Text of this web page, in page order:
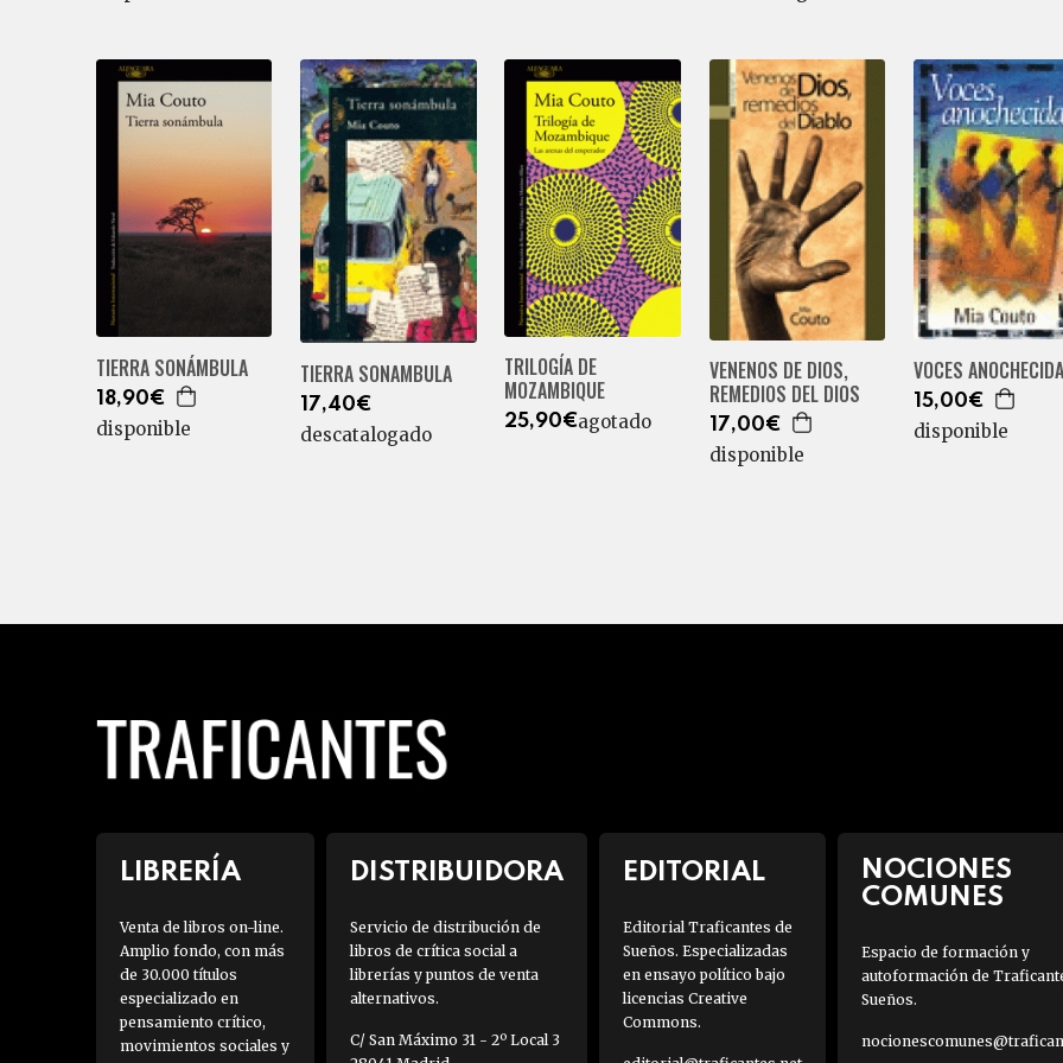
TIERRA SONÁMBULA
18,90€
disponible
TIERRA SONAMBULA
17,40€
descatalogado
TRILOGÍA DE
MOZAMBIQUE
25,90€agotado
VENENOS DE DIOS,
REMEDIOS DEL DIOS
17,00€
disponible
VOCES
15,00€
disponible
LIBRERÍA
Venta de libros on-line.
Amplio fondo, con más
de 30.000 títulos
especializado en
pensamiento crítico,
movimientos sociales y
DISTRIBUIDORA
Servicio de distribución de
libros de crítica social a
librerías y puntos de venta
alternativos.
C/ San Máximo 31 - 2º Local 3
EDITORIAL
Editorial Traficantes de
Sueños. Especializadas
en ensayo político bajo
licencias Creative
Commons.
NOCIONES
COMUNES
Espacio de formación y
autoformación de
Sueños.